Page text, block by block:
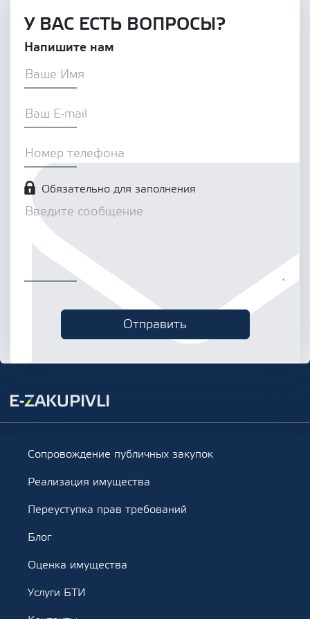
У ВАС ЕСТЬ ВОПРОСЫ?
Напишите нам
Обязательно для заполнения
Сопровождение публичных закупок
Реализация имущества
Переуступка прав требований
Блог
Оценка имущества
Услуги БТИ